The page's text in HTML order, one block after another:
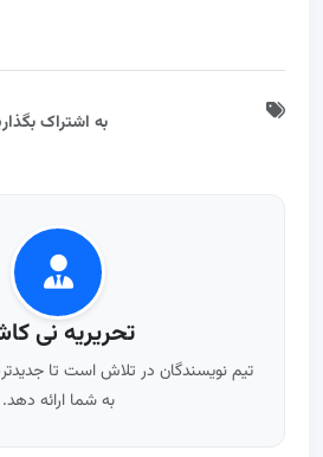
به اشتراک
تحریریه نی
تیم نویسندگان در تلاش است تا
به شما ارائه دهد.